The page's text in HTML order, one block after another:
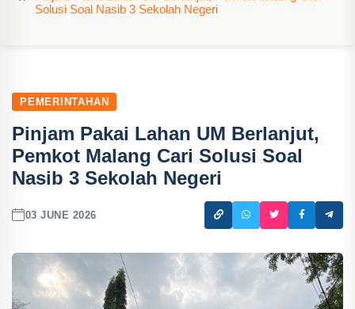
Solusi Soal Nasib 3 Sekolah Negeri
PEMERINTAHAN
Pinjam Pakai Lahan UM Berlanjut,
Pemkot Malang Cari Solusi Soal
Nasib 3 Sekolah Negeri
03 JUNE 2026